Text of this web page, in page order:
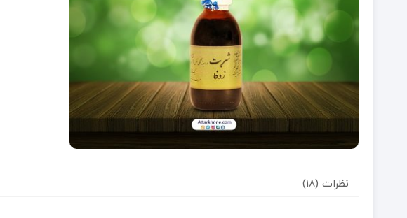
نظرات (18)